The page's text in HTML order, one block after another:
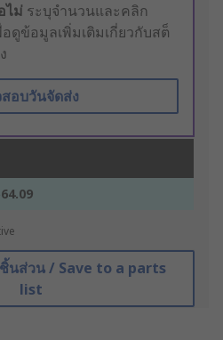
ไม่ ระบุจำนวนและคลิก
อดูข้อมูลเพิ่มเติมเกี่ยวกับสต็
อบวันจัดส่ง
นส่วน / Save to a parts
list